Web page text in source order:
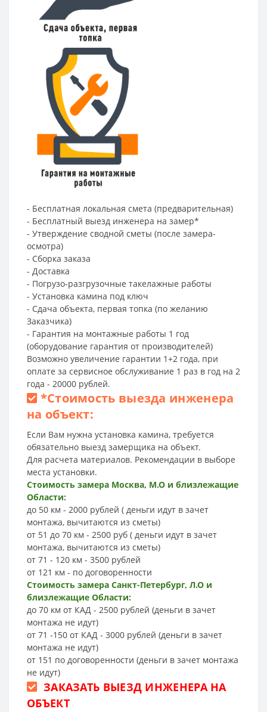
- Бесплатная локальная смета (предварительная)
- Бесплатный выезд инженера на замер*
- Утверждение сводной сметы (после замера-
осмотра)
- Сборка заказа
- Доставка
- Погрузо-разгрузочные такелажные работы
- Установка камина под ключ
- Сдача объекта, первая топка (по желанию
Заказчика)
- Гарантия на монтажные работы 1 год
(оборудование гарантия от производителей)
Возможно увеличение гарантии 1+2 года, при
оплате за сервисное обслуживание 1 раз в год на 2
года - 20000 рублей.
*Стоимость выезда инженера
на объект:
Если Вам нужна установка камина, требуется
обязательно выезд замерщика на объект.
Для расчета материалов. Рекомендации в выборе
места установки.
Стоимость замера Москва, М.О и близлежащие
Области:
до 50 км - 2000 рублей ( деньги идут в зачет
монтажа, вычитаются из сметы)
от 51 до 70 км - 2500 руб ( деньги идут в зачет
монтажа, вычитаются из сметы)
от 71 - 120 км - 3500 рублей
от 121 км - по договоренности
Стоимость замера Санкт-Петербург, Л.О и
близлежащие Области:
до 70 км от КАД - 2500 рублей (деньги в зачет
монтажа не идут)
от 71 -150 от КАД - 3000 рублей (деньги в зачет
монтажа не идут)
от 151 по договоренности (деньги в зачет монтажа
не идут)
ЗАКАЗАТЬ ВЫЕЗД ИНЖЕНЕРА НА
ОБЪЕКТ